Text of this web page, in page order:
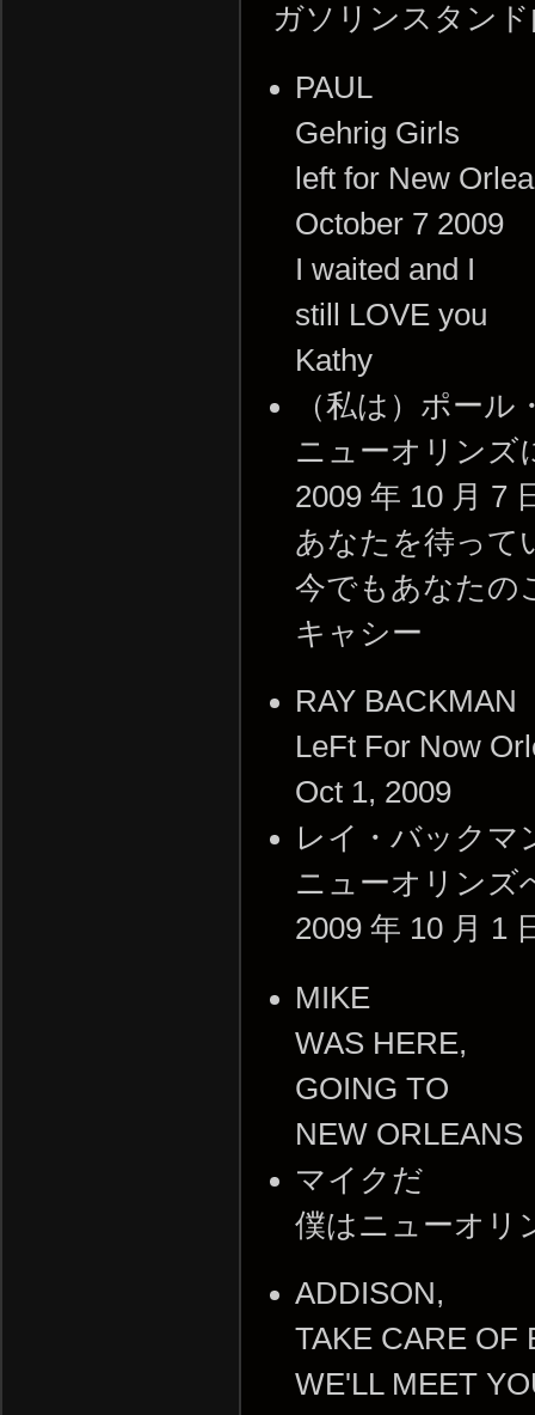
ガソリンスタン
PAUL
Gehrig Girls
left for New
October 7 2009
I waited and I
still LOVE you
Kathy
（私は）ポー
ニューオリンズ
2009 年 10 月 7
あなたを待って
今でもあなたの
キャシー
RAY BACKMAN
LeFt For Now
Oct 1, 2009
レイ・バックマ
ニューオリンズ
2009 年 10 月 1
MIKE
WAS HERE,
GOING TO
NEW ORLEANS
マイクだ
僕はニューオリ
ADDISON,
TAKE CARE OF
WE'LL MEET